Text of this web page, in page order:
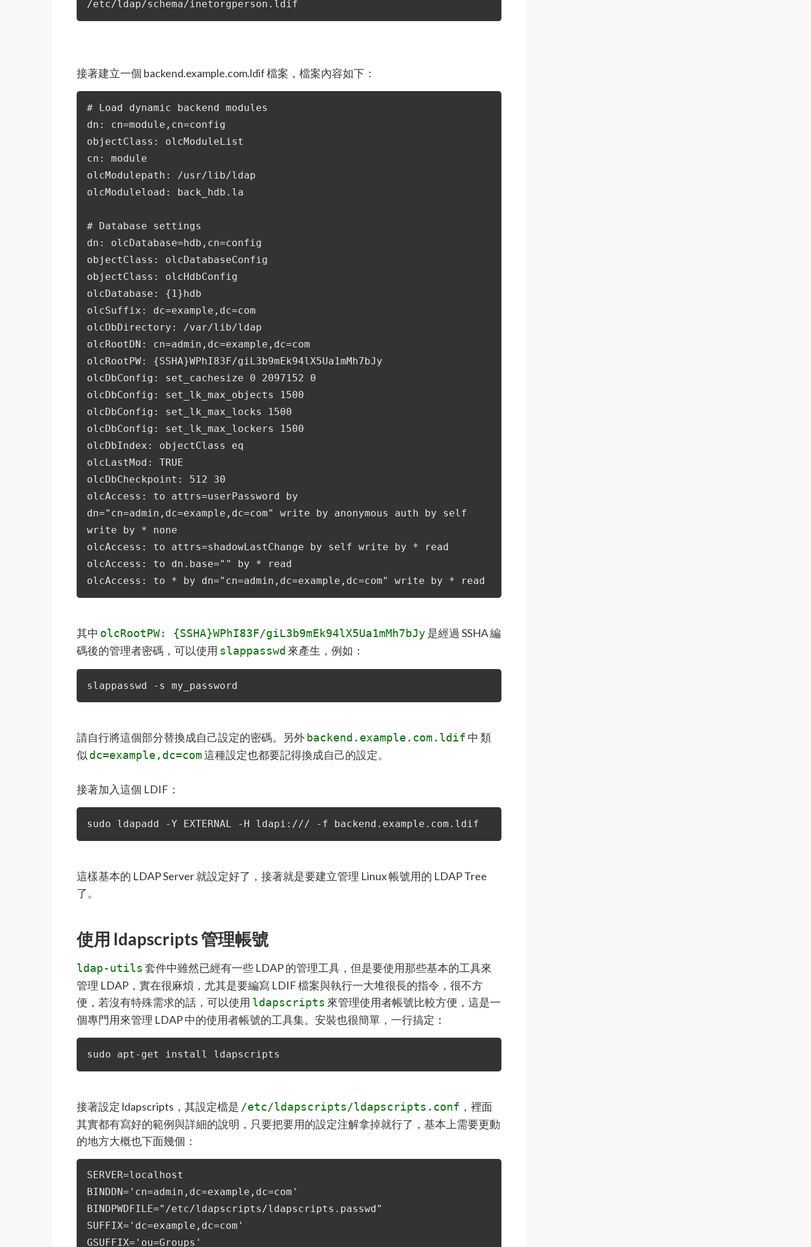
/etc/ldap/schema/inetorgperson.ldif
接著建立一個 backend.example.com.ldif 檔案，檔案內容如下：
# Load dynamic backend modules
dn: cn=module,cn=config
objectClass: olcModuleList
cn: module
olcModulepath: /usr/lib/ldap
olcModuleload: back_hdb.la
# Database settings
dn: olcDatabase=hdb,cn=config
objectClass: olcDatabaseConfig
objectClass: olcHdbConfig
olcDatabase: {1}hdb
olcSuffix: dc=example,dc=com
olcDbDirectory: /var/lib/ldap
olcRootDN: cn=admin,dc=example,dc=com
olcRootPW: {SSHA}WPhI83F/giL3b9mEk94lX5Ua1mMh7bJy
olcDbConfig: set_cachesize 0 2097152 0
olcDbConfig: set_lk_max_objects 1500
olcDbConfig: set_lk_max_locks 1500
olcDbConfig: set_lk_max_lockers 1500
olcDbIndex: objectClass eq
olcLastMod: TRUE
olcDbCheckpoint: 512 30
olcAccess: to attrs=userPassword by
dn="cn=admin,dc=example,dc=com" write by anonymous auth by self
write by * none
olcAccess: to attrs=shadowLastChange by self write by * read
olcAccess: to dn.base="" by * read
olcAccess: to * by dn="cn=admin,dc=example,dc=com" write by * read
其中 olcRootPW: {SSHA}WPhI83F/giL3b9mEk94lX5Ua1mMh7bJy 是經過 SSHA 編
碼後的管理者密碼，可以使用 slappasswd 來產生，例如：
slappasswd -s my_password
請自行將這個部分替換成自己設定的密碼。另外 backend.example.com.ldif 中 類
似 dc=example,dc=com這種設定也都要記得換成自己的設定。
接著加入這個 LDIF：
sudo ldapadd -Y EXTERNAL -H ldapi:/// -f backend.example.com.ldif
這樣基本的 LDAP Server 就設定好了，接著就是要建立管理 Linux 帳號用的 LDAP Tree
了。
使用 ldapscripts 管理帳號
ldap-utils 套件中雖然已經有一些 LDAP 的管理工具，但是要使用那些基本的工具來
管理 LDAP，實在很麻煩，尤其是要編寫 LDIF 檔案與執行一大堆很長的指令，很不方
便，若沒有特殊需求的話，可以使用 ldapscripts 來管理使用者帳號比較方便，這是一
個專門用來管理 LDAP 中的使用者帳號的工具集。安裝也很簡單，一行搞定：
sudo apt-get install ldapscripts
接著設定 ldapscripts，其設定檔是 /etc/ldapscripts/ldapscripts.conf ，裡面
其實都有寫好的範例與詳細的說明，只要把要用的設定注解拿掉就行了，基本上需要更動
的地方大概也下面幾個：
SERVER=localhost
BINDDN='cn=admin,dc=example,dc=com'
BINDPWDFILE="/etc/ldapscripts/ldapscripts.passwd"
SUFFIX='dc=example,dc=com'
GSUFFIX='ou=Groups'